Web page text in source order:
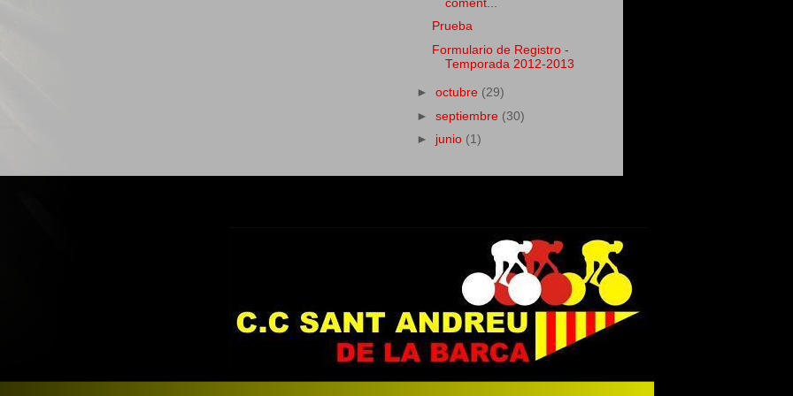
coment...
Prueba
Formulario de Registro -
Temporada 2012-2013
►octubre (29)
►septiembre (30)
► junio (1)